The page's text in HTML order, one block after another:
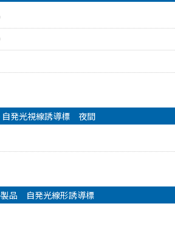
自発光視線誘導標 夜間
品 自発光線形誘導標